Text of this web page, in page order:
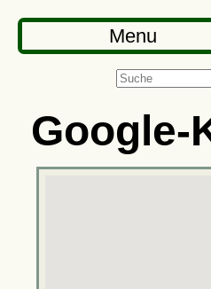
Menu
Google-